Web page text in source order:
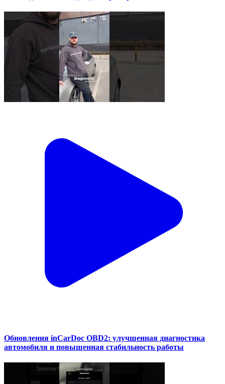
Обновления inCarDoc OBD2: улучшенная диагностика
автомобиля и повышенная стабильность работы